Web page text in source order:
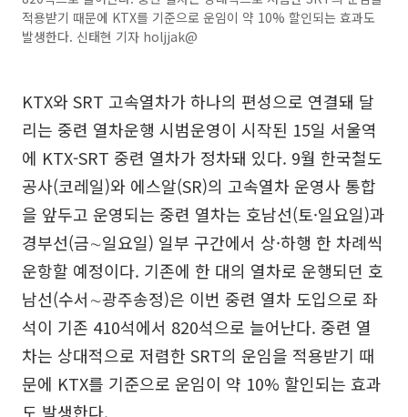
적용받기 때문에 KTX를 기준으로 운임이 약 10% 할인되는 효과도
발생한다. 신태현 기자 holjjak@
KTX와 SRT 고속열차가 하나의 편성으로 연결돼 달
리는 중련 열차운행 시범운영이 시작된 15일 서울역
에 KTX-SRT 중련 열차가 정차돼 있다. 9월 한국철도
공사(코레일)와 에스알(SR)의 고속열차 운영사 통합
을 앞두고 운영되는 중련 열차는 호남선(토·일요일)과
경부선(금∼일요일) 일부 구간에서 상·하행 한 차례씩
운항할 예정이다. 기존에 한 대의 열차로 운행되던 호
남선(수서∼광주송정)은 이번 중련 열차 도입으로 좌
석이 기존 410석에서 820석으로 늘어난다. 중련 열
차는 상대적으로 저렴한 SRT의 운임을 적용받기 때
문에 KTX를 기준으로 운임이 약 10% 할인되는 효과
도 발생한다.